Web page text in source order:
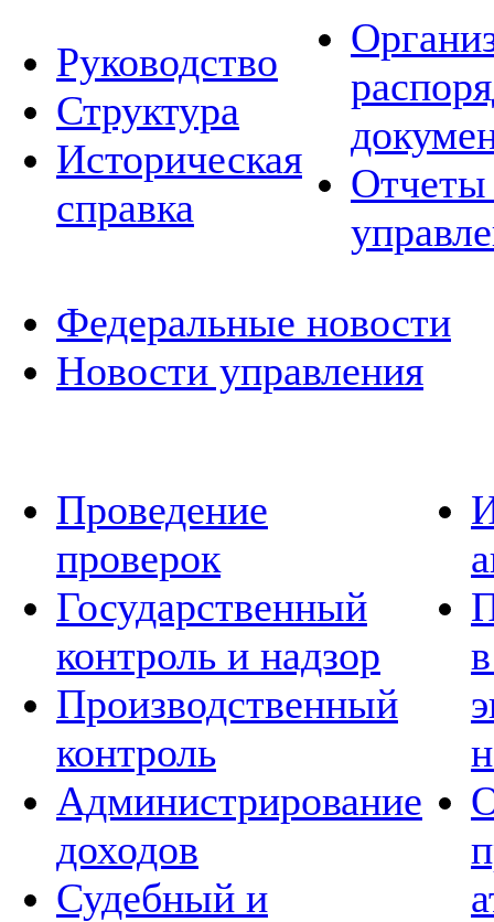
Руководство
Структура
Историческая
справка
Отчеты
Федеральные новости
Новости управления
Проведение
проверок
Государственный
контроль и надзор
Производственный
контроль
Администрирование
доходов
Судебный и